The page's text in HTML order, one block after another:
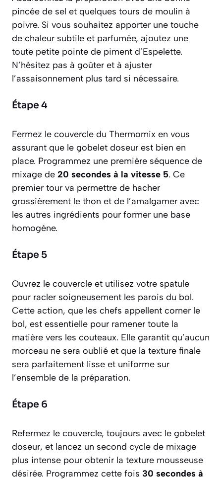
pincée de sel et quelques tours de moulin à
poivre. Si vous souhaitez apporter une touche
de chaleur subtile et parfumée, ajoutez une
toute petite pointe de piment d’Espelette.
N’hésitez pas à goûter et à ajuster
l’assaisonnement plus tard si nécessaire.
Étape 4
Fermez le couvercle du Thermomix en vous
assurant que le gobelet doseur est bien en
place. Programmez une première séquence de
mixage de 20 secondes à la vitesse 5. Ce
premier tour va permettre de hacher
grossièrement le thon et de l’amalgamer avec
les autres ingrédients pour former une base
homogène.
Étape 5
Ouvrez le couvercle et utilisez votre spatule
pour racler soigneusement les parois du bol.
Cette action, que les chefs appellent corner le
bol, est essentielle pour ramener toute la
matière vers les couteaux. Elle garantit qu’aucun
morceau ne sera oublié et que la texture finale
sera parfaitement lisse et uniforme sur
l’ensemble de la préparation.
Étape 6
Refermez le couvercle, toujours avec le gobelet
doseur, et lancez un second cycle de mixage
plus intense pour obtenir la texture mousseuse
désirée. Programmez cette fois 30 secondes à